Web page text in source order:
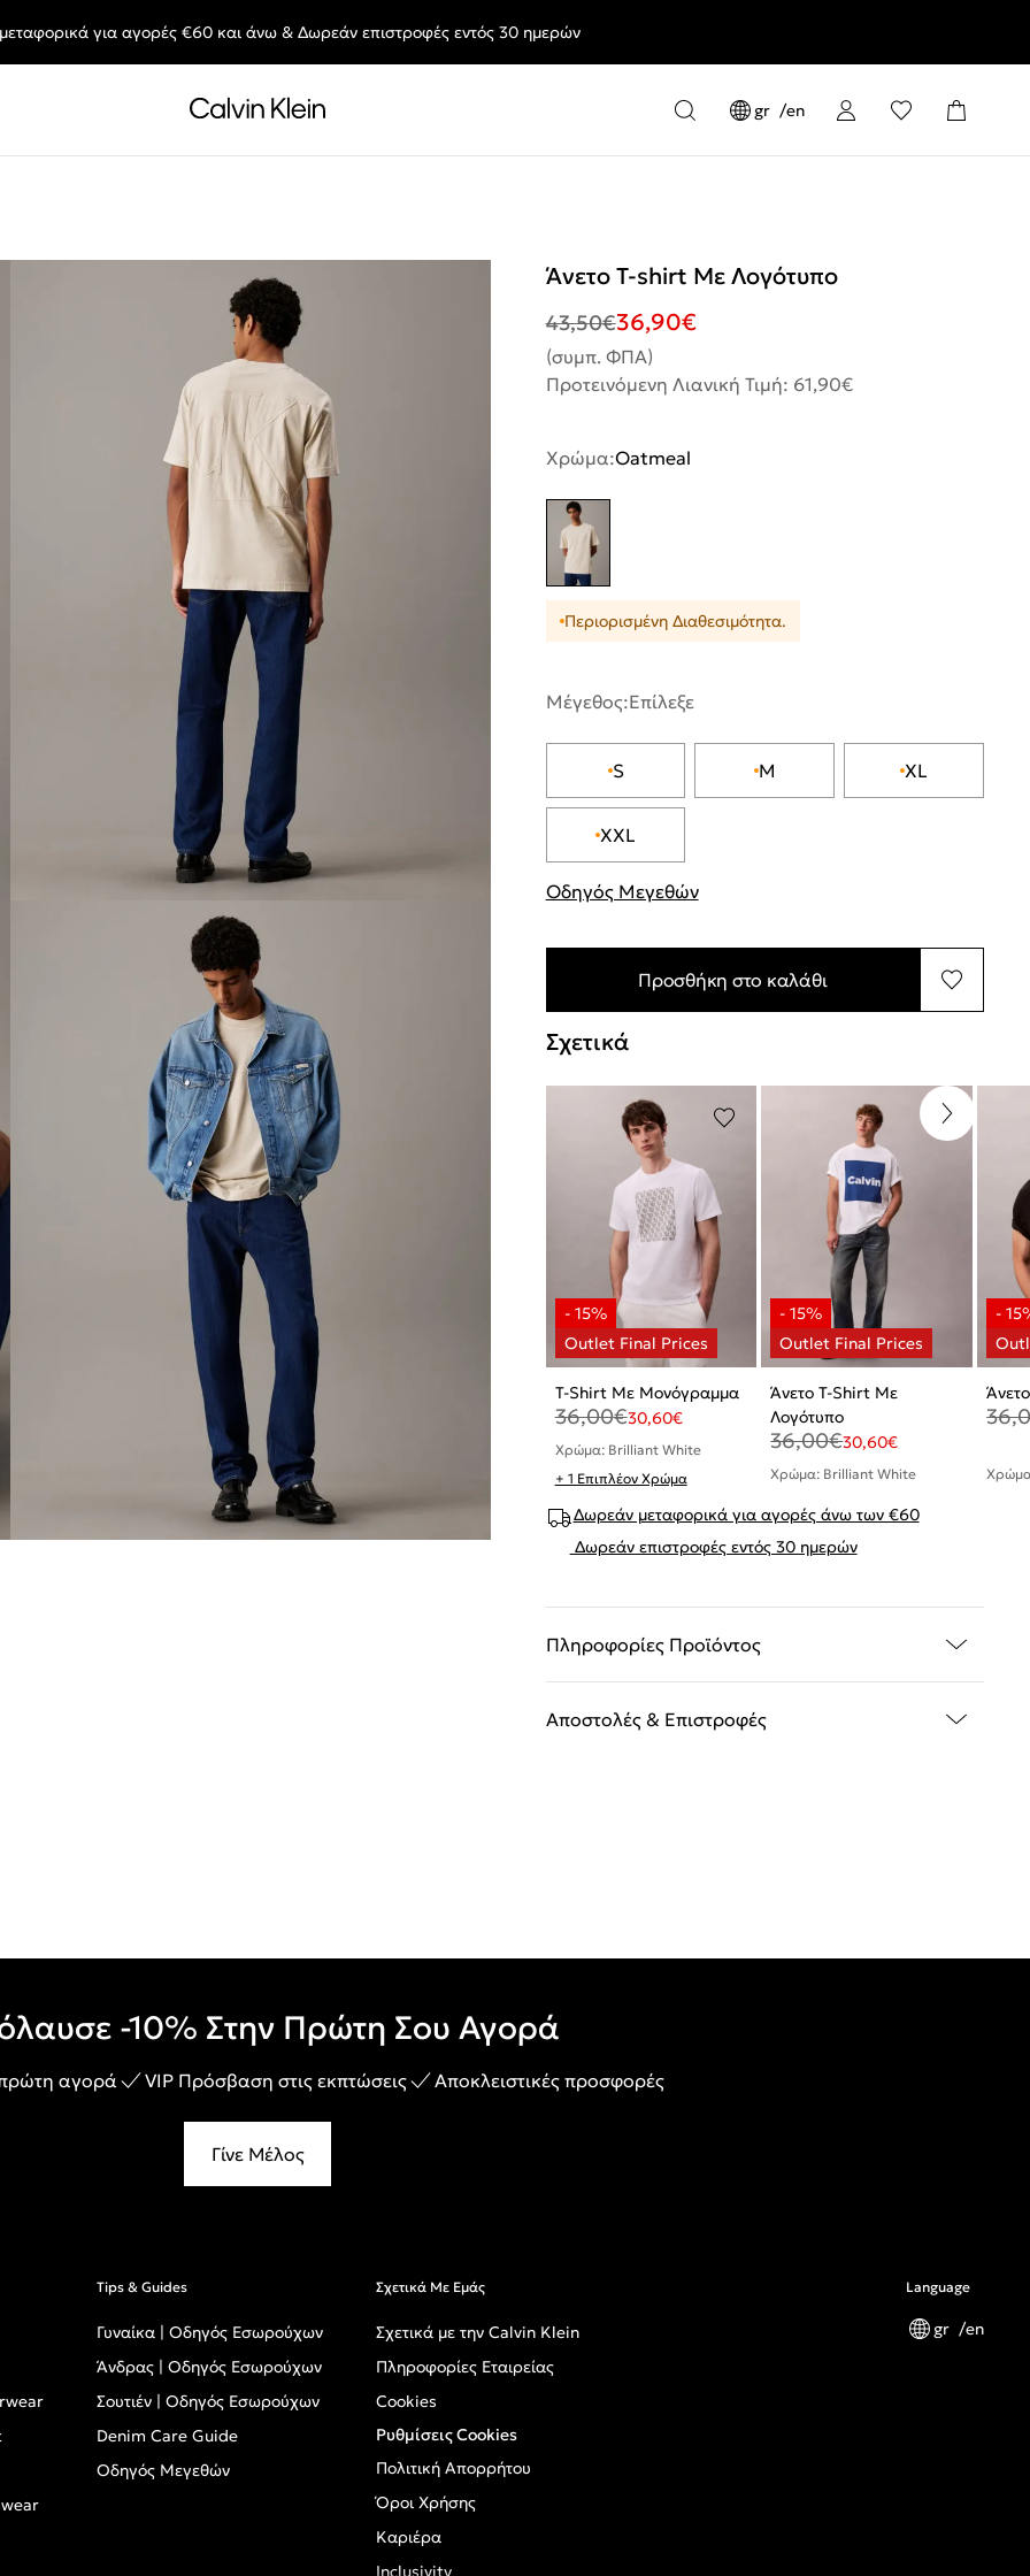
End of Season Deals: Αγαπημένα styles, στις τιμές που θες.
για αγορές €60 και άνω & Δωρεάν επιστροφές εντός 30 ημερών
gr en
Άνετο T-shirt Με Λογότυπο
43,50€36,90€
(συμπ. ΦΠΑ)
Προτεινόμενη Λιανική Τιμή: 61,90€
Χρώμα:Oatmeal
Περιορισμένη Διαθεσιμότητα.
Μέγεθος:Επίλεξε
S M XL
XXL
Οδηγός Μεγεθών
Προσθήκη στο καλάθι
Σχετικά
T-Shirt Με Μονόγραμμα
36,00€30,60€
Χρώμα: Brilliant White
+ 1 Επιπλέον Χρώμα
Άνετο T-Shirt Με
Λογότυπο
36,00€30,60€
Χρώμα: Brilliant White
Δωρεάν μεταφορικά για αγορές άνω των €60
Δωρεάν επιστροφές εντός 30 ημερών
Πληροφορίες Προϊόντος
Αποστολές & Επιστροφές
-10% Στην Πρώτη Σου Αγορά
αγορά VIP Πρόσβαση στις εκπτώσεις Αποκλειστικές προσφορές
Γίνε Μέλος
Tips & Guides
Γυναίκα | Οδηγός Εσωρούχων
Άνδρας | Οδηγός Εσωρούχων
Σουτιέν | Οδηγός Εσωρούχων
Denim Care Guide
Οδηγός Μεγεθών
Σχετικά Με Εμάς
Σχετικά με την Calvin Klein
Πληροφορίες Εταιρείας
Cookies
Ρυθμίσεις Cookies
Πολιτική Απορρήτου
Όροι Χρήσης
Καριέρα
Inclusivity
Language
gr en